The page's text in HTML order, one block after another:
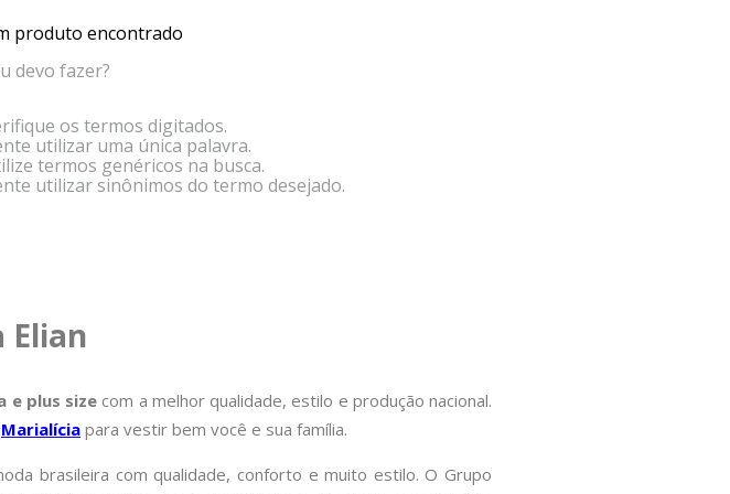
produto encontrado
devo fazer?
os termos digitados.
utilizar uma única palavra.
termos genéricos na busca.
utilizar sinônimos do termo desejado.
Elian
e plus size com a melhor qualidade, estilo e produção nacional.
Marialícia para vestir bem você e sua família.
brasileira com qualidade, conforto e muito estilo. O Grupo